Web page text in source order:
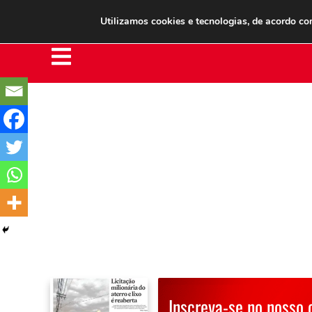
Clube do Assinante Área do Assinante
Utilizamos cookies e tecnologias, de acordo